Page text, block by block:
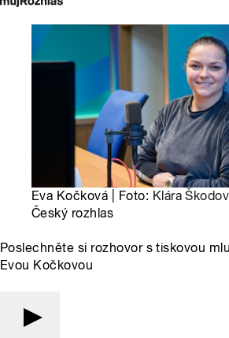
Eva Kočková | Foto: Klára
Český rozhlas
Poslechněte si rozhovor s tiskovou
Evou Kočkovou